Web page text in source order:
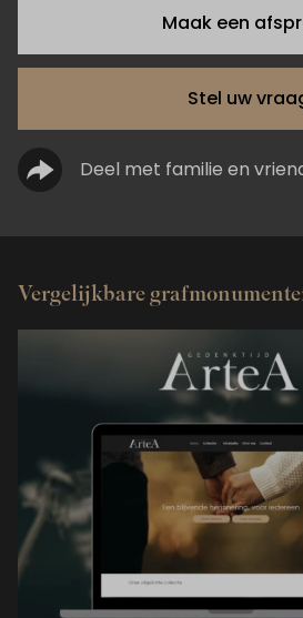
Maak een
Stel uw
Deel met familie en
Vergelijkbare